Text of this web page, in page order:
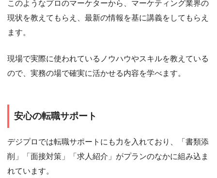
このようなプロのマーケターから、マーケティング業界の
現状を教えてもらえ、最新の情報を基に講義をしてもらえ
ます。
現場で実際に使われているノウハウやスキルを教えている
ので、実務の場で確実に活かせる内容を学べます。
安心の転職サポート
デジプロでは転職サポートにも力を入れており、「書類添
削」「面接対策」「求人紹介」がプランのなかに組み込ま
れています。